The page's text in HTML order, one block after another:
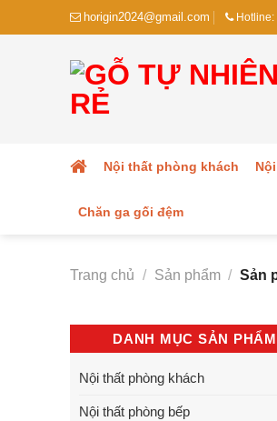
to
horigin2024@gmail.com Hotline:
Nội thất phòng khách
Chăn ga gối đệm
Trang chủ / Sản phẩm / Sản
DANH MỤC SẢN PHẨM
Nội thất phòng khách
Nội thất phòng bếp